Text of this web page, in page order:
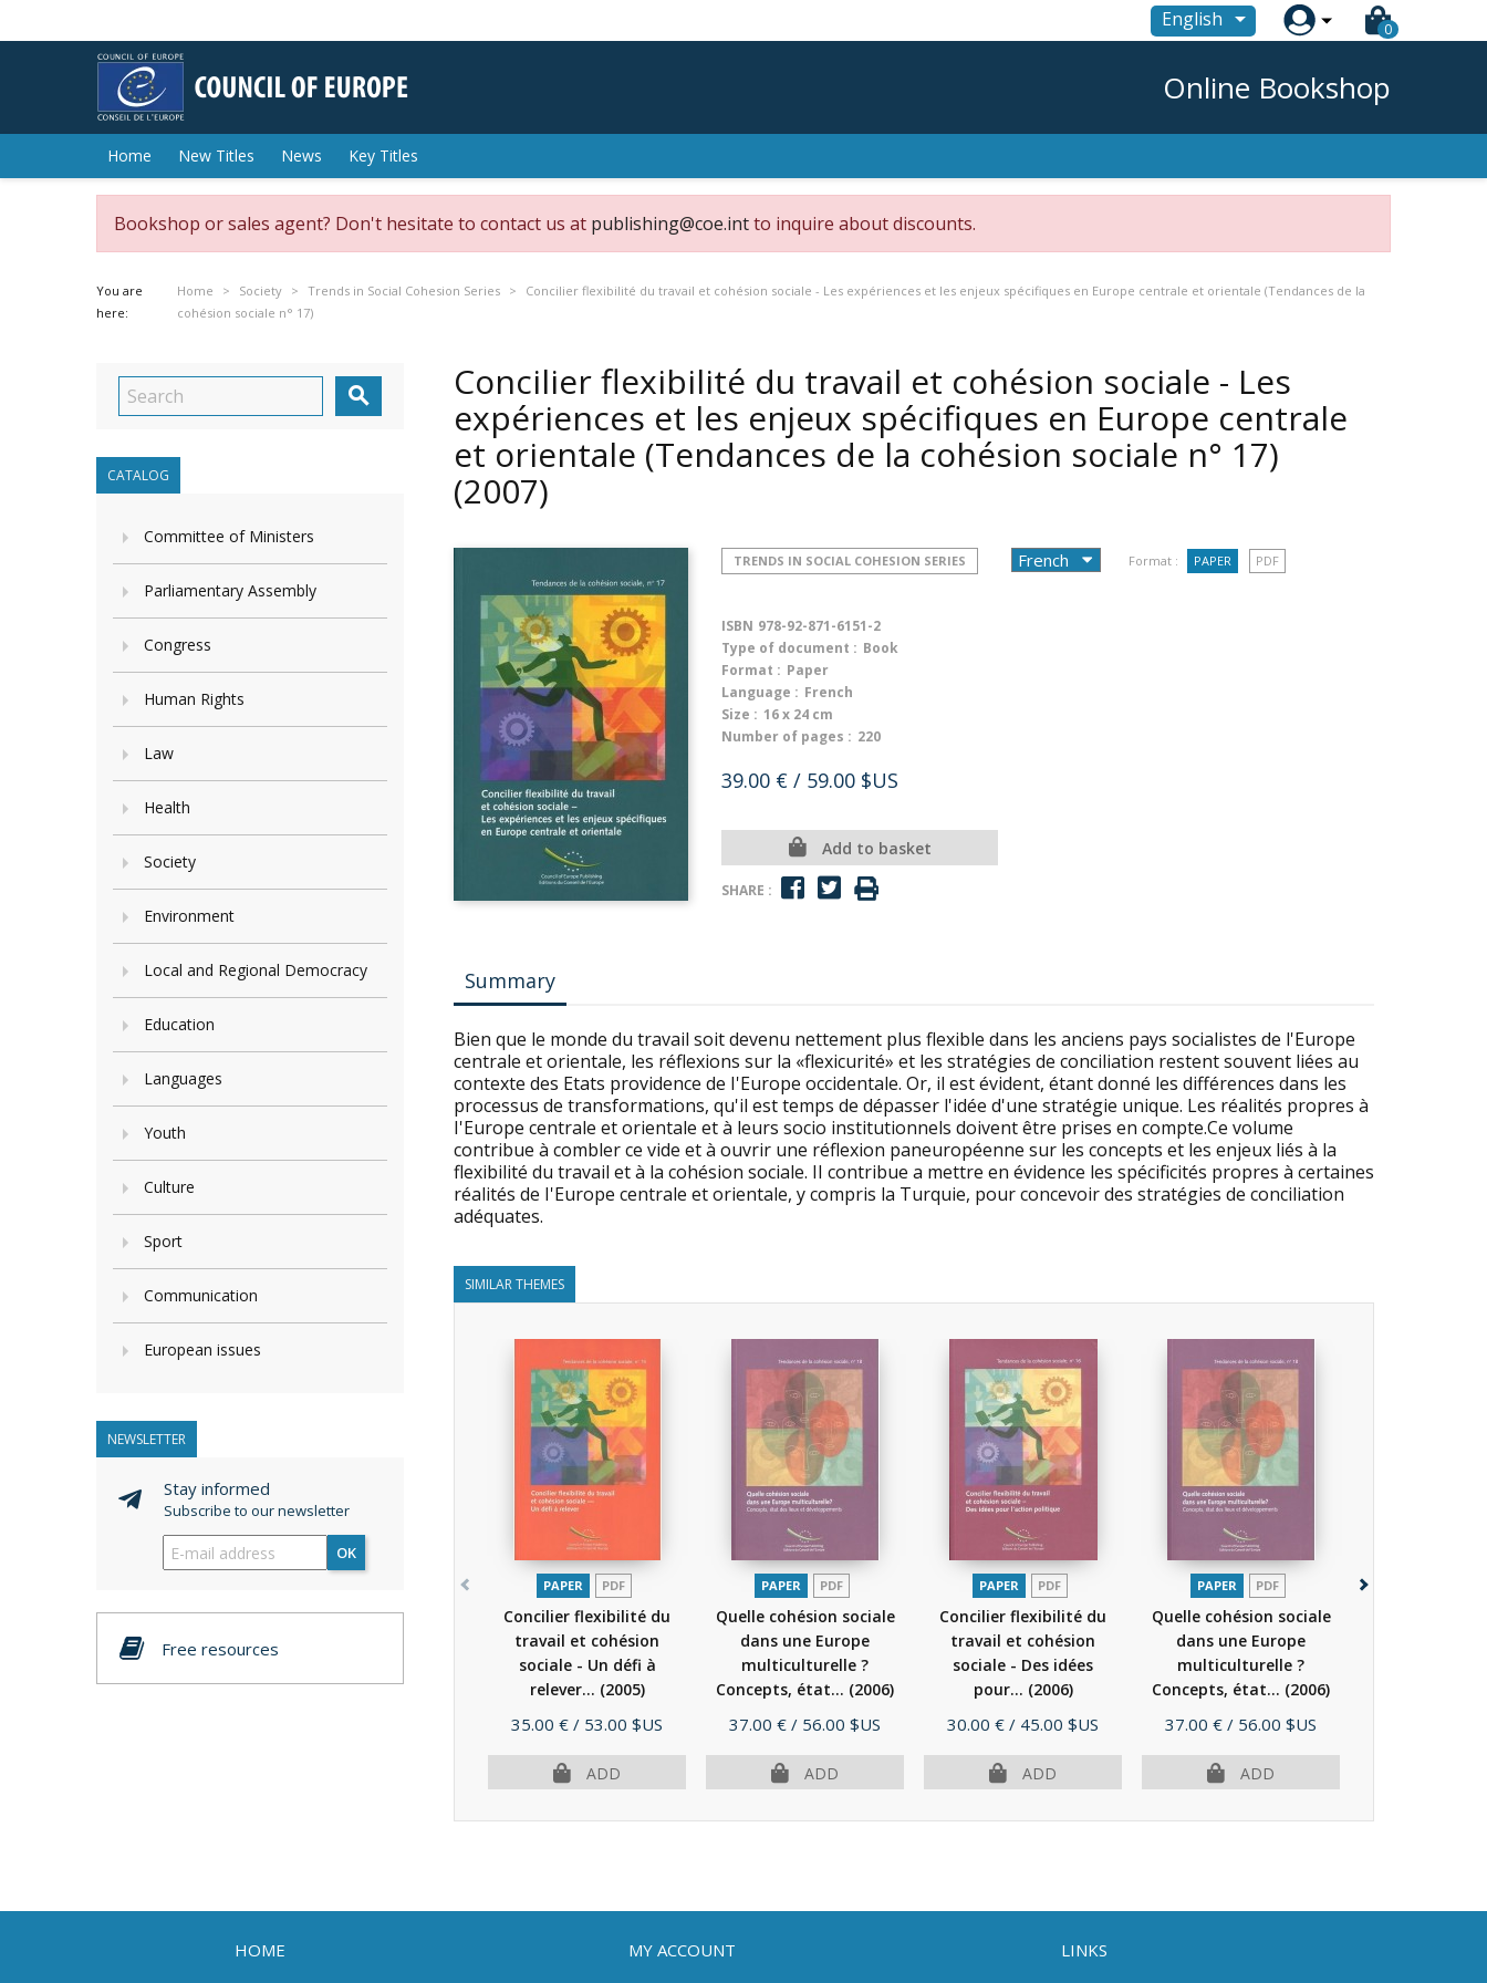
English  0
Online Bookshop
Home New Titles News Key Titles
Bookshop or sales agent? Don't hesitate to contact us at publishing@coe.intto inquire about discounts.
You are
here:
Home Society Trends in Social Cohesion Series
Concilier flexibilité du travail et cohésion sociale - Les expériences et les enjeux spécifiques en Europe centrale et orientale (Tendances de la
cohésion sociale n° 17)

CATALOG
Committee of Ministers
Parliamentary Assembly
Congress
Human Rights
Law
Health
Society
Environment
Local and Regional Democracy
Education
Languages
Youth
Culture
Sport
Communication
European issues
NEWSLETTER
Stay informed
Subscribe to our newsletter
OK
Free resources
Concilier flexibilité du travail et cohésion sociale - Les
expériences et les enjeux spécifiques en Europe centrale
et orientale (Tendances de la cohésion sociale n° 17)
(2007)
TRENDS IN SOCIAL COHESION SERIES Format : PAPER PDF
ISBN 978-92-871-6151-2
Type of document : Book
Format : Paper
Language : French
Size : 16 x 24 cm
Number of pages : 220
39.00 € / 59.00 $US
Add to basket
SHARE :
Summary
Bien que le monde du travail soit devenu nettement plus flexible dans les anciens pays socialistes de l'Europe
centrale et orientale, les réflexions sur la «flexicurité» et les stratégies de conciliation restent souvent liées au
contexte des Etats providence de I'Europe occidentale. Or, il est évident, étant donné les différences dans les
processus de transformations, qu'il est temps de dépasser l'idée d'une stratégie unique. Les réalités propres à
I'Europe centrale et orientale et à leurs socio institutionnels doivent être prises en compte.Ce volume
contribue à combler ce vide et à ouvrir une réflexion paneuropéenne sur les concepts et les enjeux liés à la
flexibilité du travail et à la cohésion sociale. II contribue a mettre en évidence les spécificités propres à certaines
réalités de I'Europe centrale et orientale, y compris la Turquie, pour concevoir des stratégies de conciliation
adéquates.
SIMILAR THEMES
PAPER PDF
Concilier flexibilité du
travail et cohésion
sociale - Un défi à
relever... (2005)
Price
35.00 € / 53.00 $US
ADD
PAPER PDF
Quelle cohésion sociale
dans une Europe
multiculturelle ?
Concepts, état... (2006)
Price
37.00 € / 56.00 $US
ADD
PAPER PDF
Concilier flexibilité du
travail et cohésion
sociale - Des idées
pour... (2006)
Price
30.00 € / 45.00 $US
ADD
PAPER PDF
Quelle cohésion sociale
dans une Europe
multiculturelle ?
Concepts, état... (2006)
Price
37.00 € / 56.00 $US
ADD
HOME MY ACCOUNT LINKS